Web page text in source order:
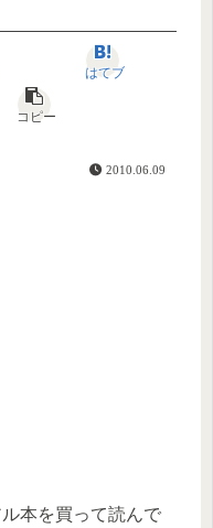
はてブ
コピー
2010.06.09
本を買って読んで